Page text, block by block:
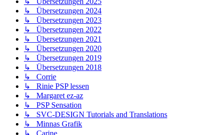
↳ Übersetzungen 2024
↳ Übersetzungen 2023
↳ Übersetzungen 2022
↳ Übersetzungen 2021
↳ Übersetzungen 2020
↳ Übersetzungen 2019
↳ Übersetzungen 2018
↳ Corrie
↳ Rinie PSP lessen
↳ Margaret ez-az
↳ PSP Sensation
↳ SVC-DESIGN Tutorials and Translations
↳ Minnas Grafik
↳ Carine